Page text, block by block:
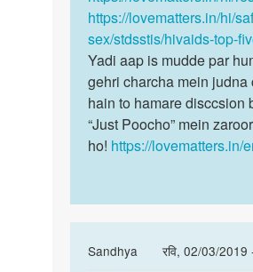
https://lovematters.in/hi/
sex/stdsstis/hivaids-top-
Yadi aap is mudde par
gehri charcha mein judna
hain to hamare disccsion
“Just Poocho” mein
ho! https://lovematters.in/
Sandhya
रवि, 02/03/